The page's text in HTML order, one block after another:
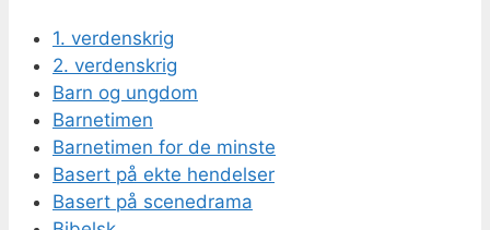
1. verdenskrig
2. verdenskrig
Barn og ungdom
Barnetimen
Barnetimen for de minste
Basert på ekte hendelser
Basert på scenedrama